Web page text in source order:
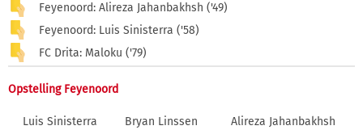
Feyenoord: Alireza Jahanbakhsh ('49)
Feyenoord: Luis Sinisterra ('58)
FC Drita: Maloku ('79)
Opstelling Feyenoord
Luis Sinisterra Bryan Linssen Alireza Jahanbakhsh